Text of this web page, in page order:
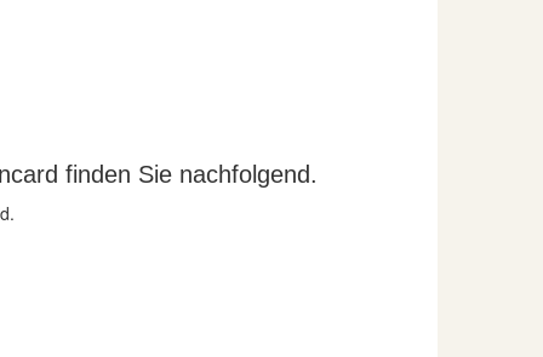
finden Sie nachfolgend.